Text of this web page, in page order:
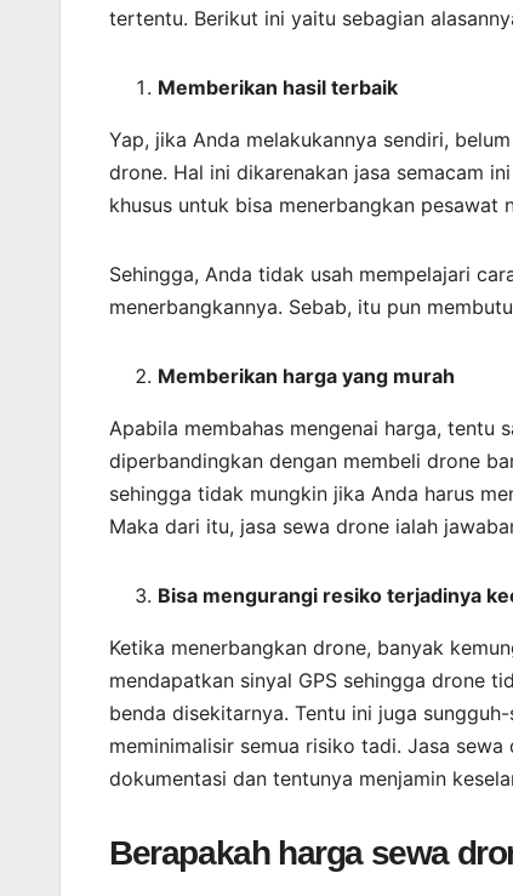
tertentu. Berikut ini yaitu sebagian
Memberikan hasil terbaik
Yap, jika Anda melakukannya sendiri,
drone. Hal ini dikarenakan jasa semacam
khusus untuk bisa menerbangkan pesawat
Sehingga, Anda tidak usah mempelajari
menerbangkannya. Sebab, itu pun
Memberikan harga yang murah
Apabila membahas mengenai harga, tentu
diperbandingkan dengan membeli drone
sehingga tidak mungkin jika Anda harus
Maka dari itu, jasa sewa drone ialah
Bisa mengurangi resiko terjadinya
Ketika menerbangkan drone, banyak
mendapatkan sinyal GPS sehingga drone
benda disekitarnya. Tentu ini juga
meminimalisir semua risiko tadi. Jasa
dokumentasi dan tentunya menjamin
Berapakah harga sewa